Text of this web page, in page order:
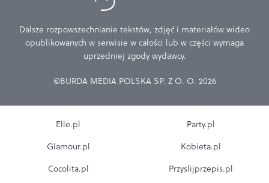
Dalsze rozpowszechnianie tekstów, zdjęć i materiałów wideo
opublikowanych w serwisie w całości lub w części wymaga
uprzedniej zgody wydawcy.
©BURDA MEDIA POLSKA SP. Z O. O. 2026
Elle.pl
Glamour.pl
Cocolita.pl
Party.pl
Kobieta.pl
Przyslijprzepis.pl